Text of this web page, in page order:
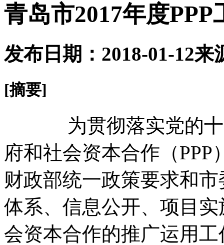
青岛市2017年度PPP
发布日期：2018-01-12来
[摘要]
为贯彻落实党的十九
府和社会资本合作（
财政部统一政策要求和
体系、信息公开、项目
会资本合作的推广运用